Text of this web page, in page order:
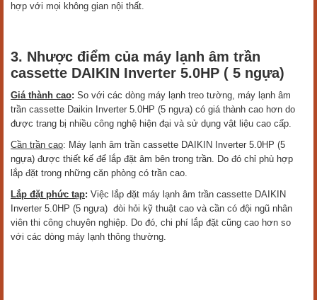
hợp với mọi không gian nội thất.
3. Nhược điểm của máy lạnh âm trần
cassette DAIKIN Inverter 5.0HP ( 5 ngựa)
Giá thành cao: So với các dòng máy lạnh treo tường, máy lạnh âm
trần cassette Daikin Inverter 5.0HP (5 ngựa) có giá thành cao hơn do
được trang bị nhiều công nghệ hiện đại và sử dụng vật liệu cao cấp.
Cần trần cao: Máy lạnh âm trần cassette DAIKIN Inverter 5.0HP (5
ngựa) được thiết kế để lắp đặt âm bên trong trần. Do đó chỉ phù hợp
lắp đặt trong những căn phòng có trần cao.
Lắp đặt phức tạp: Việc lắp đặt máy lạnh âm trần cassette DAIKIN
Inverter 5.0HP (5 ngựa) đòi hỏi kỹ thuật cao và cần có đội ngũ nhân
viên thi công chuyên nghiệp. Do đó, chi phí lắp đặt cũng cao hơn so
với các dòng máy lạnh thông thường.